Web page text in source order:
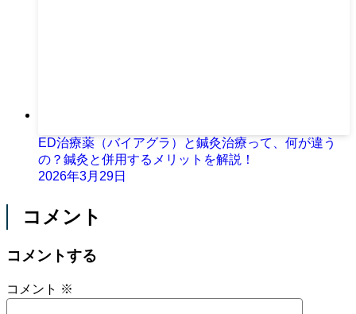
ED治療薬（バイアグラ）と鍼灸治療って、何が違う
の？鍼灸と併用するメリットを解説！
2026年3月29日
コメント
コメントする
コメント ※